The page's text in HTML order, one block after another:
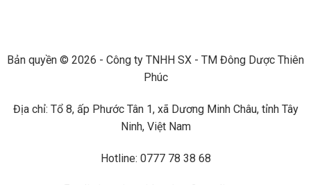
Bản quyền © 2026 - Công ty TNHH SX - TM Đông Dược Thiên
Phúc
Địa chỉ: Tổ 8, ấp Phước Tân 1, xã Dương Minh Châu, tỉnh Tây
Ninh, Việt Nam
Hotline: 0777 78 38 68